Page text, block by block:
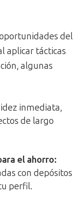
del
aplicar tácticas
algunas
inmediata,
de largo
el ahorro:
con depósitos
perfil.